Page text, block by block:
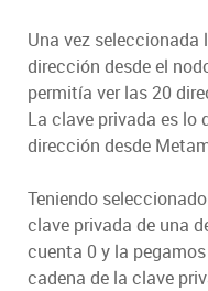
Una vez seleccionada
dirección desde el
permitía ver las 20
La clave privada es lo
dirección desde
Teniendo
clave privada de una
cuenta 0 y la
cadena de la clave